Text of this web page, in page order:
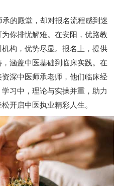
的殿堂，却对报名流程感到迷
你排忧解难。在安阳，优路教
构，优势尽显。报名上，提供
涵盖中医基础到临床实践。在
深中医师承老师，他们临床经
习中，理论与实操并重，助力
开启中医执业精彩人生。